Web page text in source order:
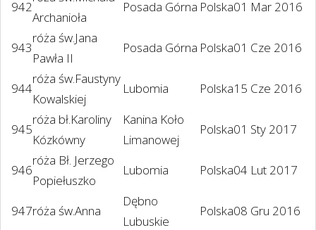
942
Archanioła
Posada Górna Polska01 Mar 2016
943
róża św.Jana
Pawła II
Posada Górna Polska01 Cze 2016
944
róża św.Faustyny
Kowalskiej
Lubomia Polska15 Cze 2016
945
róża bł.Karoliny
Kózkówny
Kanina Koło
Limanowej
Polska01 Sty 2017
946
róża Bł. Jerzego
Popiełuszko
Lubomia Polska04 Lut 2017
947róża św.Anna
Dębno
Lubuskie
Polska08 Gru 2016